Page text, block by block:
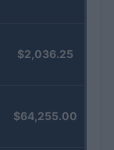
$2,036.25
$64,255.00